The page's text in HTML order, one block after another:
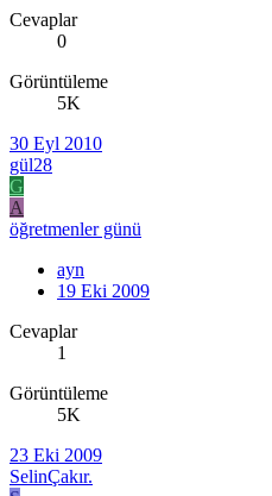
Cevaplar
0
Görüntüleme
5K
30 Eyl 2010
gül28
G
A
öğretmenler günü
ayn
19 Eki 2009
Cevaplar
1
Görüntüleme
5K
23 Eki 2009
SelinÇakır.